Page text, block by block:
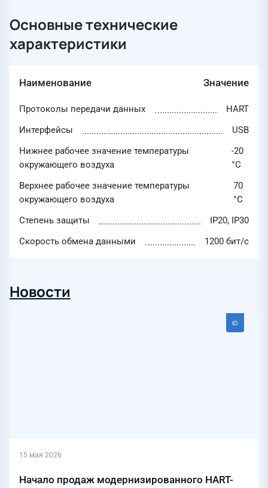
Основные технические
характеристики
Наименование Значение
Протоколы передачи данных
HART
Интерфейсы
USB
Нижнее рабочее значение температуры
окружающего воздуха
-20
°C
Верхнее рабочее значение температуры
окружающего воздуха
70
°C
Степень защиты
IP20, IP30
Скорость обмена данными
1200 бит/с
Новости
15 мая 2026
Начало продаж модернизированного HART-